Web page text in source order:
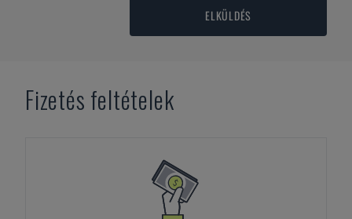
ELKÜLDÉS
Fizetés feltételek